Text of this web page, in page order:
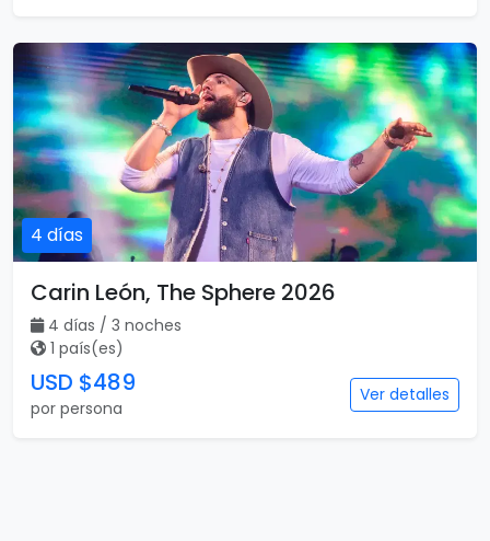
4 días
Carin León, The Sphere 2026
4 días / 3 noches
1 país(es)
USD $489
por persona
Ver detalles